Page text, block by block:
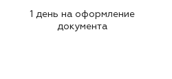
1 день на оформление
документа